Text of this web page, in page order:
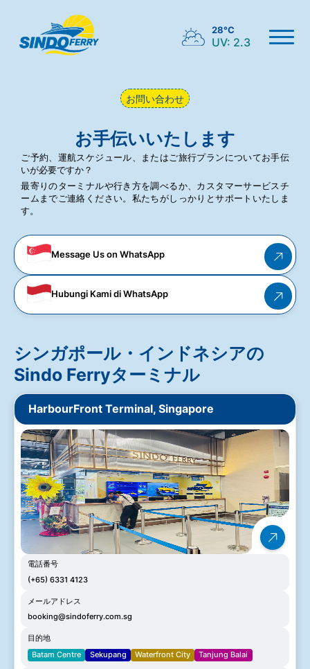
28°C
UV: 2.3
お問い合わせ
お手伝いいたします
ご予約、運航スケジュール、またはご旅行プランについてお手伝
いが必要ですか？
最寄りのターミナルや行き方を調べるか、カスタマーサービスチ
ームまでご連絡ください。私たちがしっかりとサポートいたしま
す。
Message Us on WhatsApp
Hubungi Kami di WhatsApp
シンガポール・インドネシアの
Sindo Ferryターミナル
HarbourFront Terminal, Singapore
電話番号
(+65) 6331 4123
メールアドレス
booking@sindoferry.com.sg
目的地
Batam Centre
Sekupang Waterfront City Tanjung Balai